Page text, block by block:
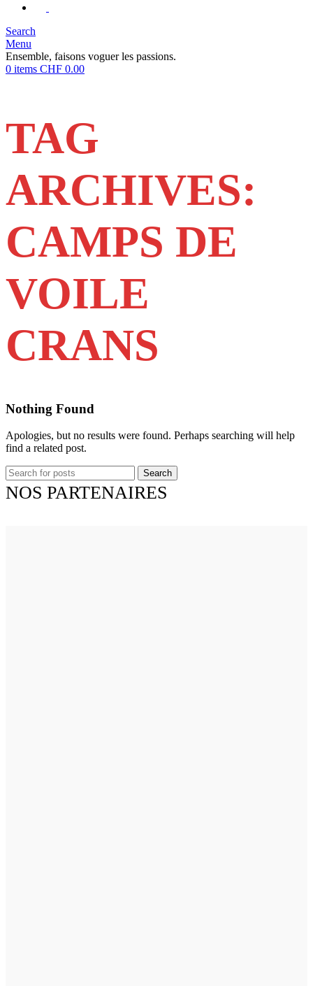
Search
Menu
Ensemble, faisons voguer les passions.
0 items CHF 0.00
TAG
ARCHIVES:
CAMPS DE
VOILE
CRANS
Nothing Found
Apologies, but no results were found. Perhaps searching will help
find a related post.
Search
NOS PARTENAIRES